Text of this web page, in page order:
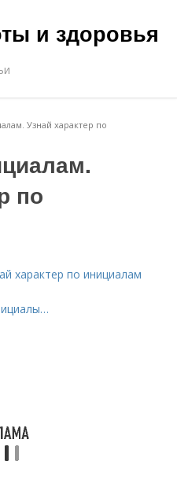
и здоровья
Узнай характер по
по
характер по инициалам